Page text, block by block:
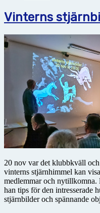
Vinterns
20 nov var det klubbkväll
vinterns stjärnhimmel kan
medlemmar och nytillkomna.
han tips för den intresserade
stjärnbilder och spännande